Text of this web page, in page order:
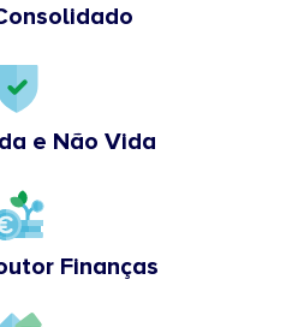
e Não Vida
Finanças